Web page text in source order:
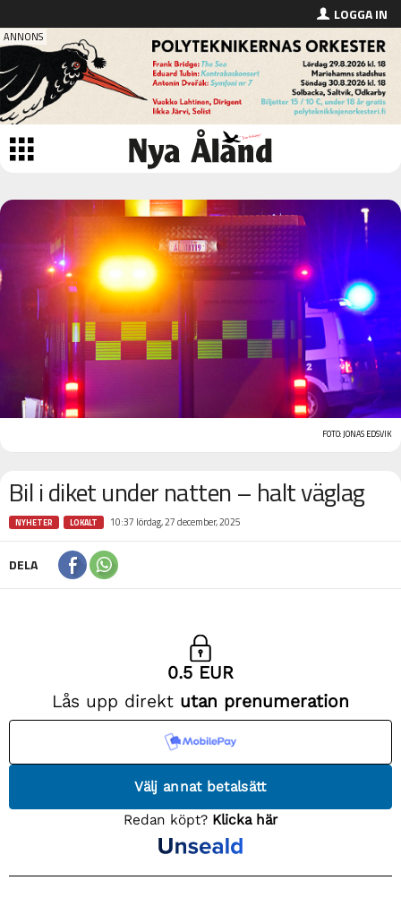
LOGGA IN
FOTO: JONAS EDSVIK
Bil i diket under natten – halt väglag
NYHETER LOKALT 10:37 lördag, 27 december, 2025
DELA